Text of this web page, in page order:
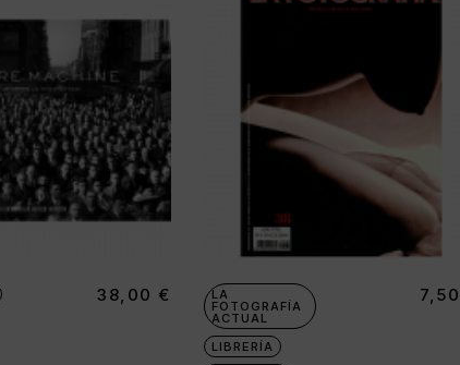
38,00 € LA
FOTOGRAFÍA
ACTUAL
LIBRERÍA
7,50